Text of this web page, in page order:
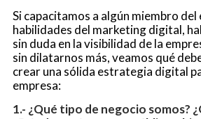
Si capacitamos a algún miembro del
habilidades del marketing digital,
sin duda en la visibilidad de la
sin dilatarnos más, veamos qué
crear una sólida estrategia digital
empresa:
1.- ¿Qué tipo de negocio somos?